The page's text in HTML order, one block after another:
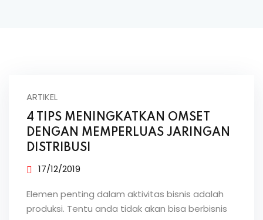
ARTIKEL
4 TIPS MENINGKATKAN OMSET
DENGAN MEMPERLUAS JARINGAN
DISTRIBUSI
17/12/2019
Elemen penting dalam aktivitas bisnis adalah
produksi. Tentu anda tidak akan bisa berbisnis